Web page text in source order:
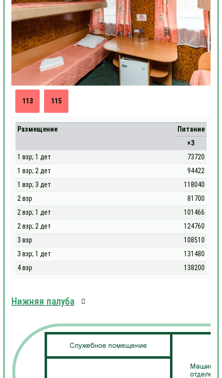
113 115
Размещение
Питание
×3
1 взр; 1 дет
73720
1 взр; 2 дет
94422
1 взр; 3 дет
118040
2 взр
81700
2 взр; 1 дет
101466
2 взр; 2 дет
124760
3 взр
108510
3 взр; 1 дет
131480
4 взр
138200
Нижняя палуба